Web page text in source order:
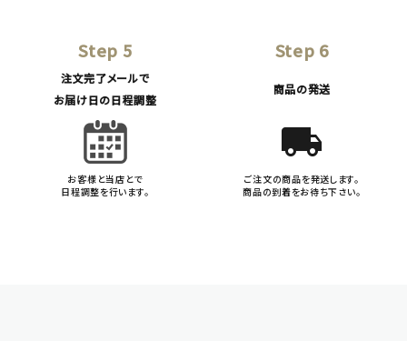
Step 5
注文完了メールで
お届け日の日程調整
お客様と当店とで
日程調整を行います。
Step 6
商品の発送
local_shipping
ご注文の商品を発送します。
商品の到着をお待ち下さい。